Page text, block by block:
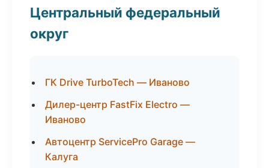
Центральный федеральный
округ
ГК Drive TurboTech — Иваново
Дилер-центр FastFix Electro —
Иваново
Автоцентр ServicePro Garage —
Калуга